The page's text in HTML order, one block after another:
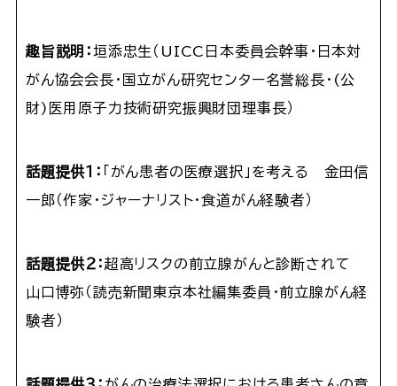
趣旨説明：垣添忠生（UICC日本委員会幹事・日本対
がん協会会長・国立がん研究センター名誉総長・(公
財)医用原子力技術研究振興財団理事長）
話題提供１：
「がん患者の医療選択」を考える 金田信
一郎（作家・ジャーナリスト・食道がん経験者）
話題提供２：超高リスクの前立腺がんと診断されて
山口博弥（読売新聞東京本社編集委員・前立腺がん経
験者）